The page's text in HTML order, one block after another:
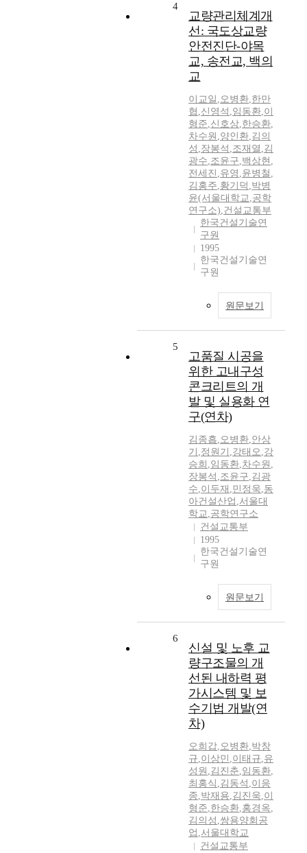
4
교량관리체계개
선: 국도상교량
안전진단-야목
교, 송전교, 백의
교
이교일 ,오병환,한만
협 ,신영석 ,임동환,이
형준,신호상,한승환,
차수원 ,양인환,김의
성 ,장봉석 ,조재열 ,김
광수,조윤구,백상현 ,
전세진 ,유영 ,윤병철 ,
김홍주,황기덕 ,박병
윤(서울대학교,공학
연구소),건설교통부
한국건설기술연
구원
1995
한국건설기술연
구원
원문보기
5
고품질 시공을
위한 고내구성
콘크리트의 개
발 및 실용화 연
구(연차)
김종흡,오병환,안상
기 ,정원기 ,강태오,강
승희 ,임동환,차수원 ,
장봉석 ,조윤구,김광
수,이두재 ,민정욱,동
아건설산업 ,서울대
학교,공학연구소
건설교통부
1995
한국건설기술연
구원
원문보기
6
신설 및 노후 교
량구조물의 개
선된 내하력 평
가시스템 및 보
수기법 개발(연
차)
오희갑,오병환,박창
규,이상민 ,이태규,유
성원 ,김진춘,임동환,
최홍식 ,김동석 ,이응
종,박재용,김진욱,이
형준,한승환,홍경옥,
김의성 ,쌍용양회공
업 ,서울대학교
건설교통부